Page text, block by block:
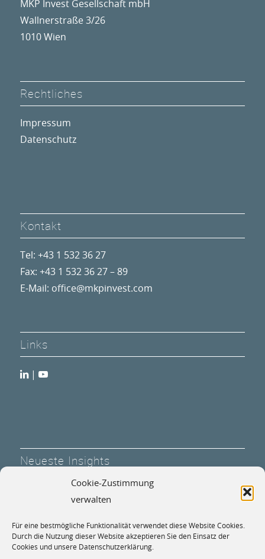
Cookie-Zustimmung
verwalten
Für eine bestmögliche Funktionalität verwendet diese Website Cookies.
Durch die Nutzung dieser Website akzeptieren Sie den Einsatz der
Cookies und unsere Datenschutzerklärung.
MKP Invest Gesellschaft mbH
Wallnerstraße 3/26
1010 Wien
Rechtliches
Impressum
Datenschutz
Kontakt
Tel: +43 1 532 36 27
Fax: +43 1 532 36 27 – 89
E-Mail: office@mkpinvest.com
Links
|
Neueste Insights
MKP Marktupdate: 1. Halbjahr 2026
Expertenforum: „Defense“: Sicherheit und
Investmentchancen